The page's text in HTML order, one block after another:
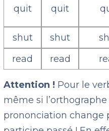
quit quit
shut
shut
read
read
Attention ! Pour le
même si
prononciation change